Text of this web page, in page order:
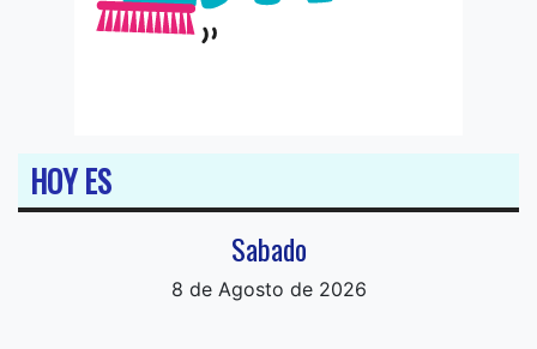
HOY ES
Sabado
8 de Agosto de 2026